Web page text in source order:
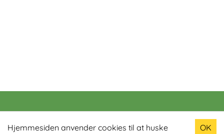
Hjemmesiden anvender cookies til at huske
OK
Populære produkter